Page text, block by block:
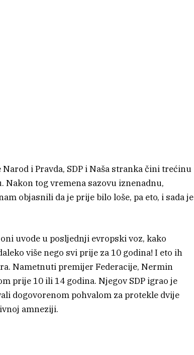
i Pravda, SDP i Naša stranka čini trećinu
tog vremena sazovu iznenadnu,
objasnili da je prije bilo loše, pa eto, i sada je
uvode u posljednji evropski voz, kako
više nego svi prije za 10 godina! I eto ih
Nametnuti premijer Federacije, Nermin
prije 10 ili 14 godina. Njegov SDP igrao je
dogovorenom pohvalom za protekle dvije
amneziji.